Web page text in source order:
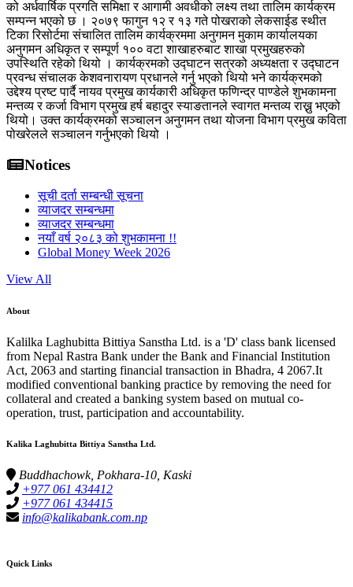
को अर्धवार्षिक प्रगति समिक्षा र आगामी अवधीको लक्ष्य तथा तालिम कार्यक्रम
सम्पन्न भएको छ । २०७९ फागुन १२ र १३ गते पोखराको लेकसाईड स्थीत
टिका रिसोर्टमा संचालित तालिम कार्यक्रममा अनुगमन मुकाम कार्यालयका
अनुगमन अधिकृत र सम्पूर्ण १०० वटा शाखाहरुबाट शाखा प्रमुखहरुको
उपस्थिति रहेको थियो । कार्यक्रमको उद्‍घाटन सत्रको अध्यक्षता र उद्‍घाटन
प्रवन्ध संचालक केशवनारायण प्रधानले गर्नु भएको थियो भने कार्यक्रमको
उद्देश्य प्रष्ट पार्दै नायव प्रमुख कार्यकारी अधिकृत फणिन्द्र पाण्डेले शुभकामना
मन्तव्य र कर्जा विभाग प्रमुख हर्ष बहादुर स्याङतानले स्वागत मन्तव्य राख्नु भएको
थियो। उक्त कार्यक्रमको सञ्चालन अनुगमन तथा योजना विभाग प्रमुख कविता
पोखरेलले सञ्चालन गर्नुभएको थियो ।
Notices
सूची दर्ता सम्बन्धी सूचना
व्याजदर सम्बन्धमा
व्याजदर सम्बन्धमा
नयाँ वर्ष २०८३ को शुभकामना !!
Global Money Week 2026
View All
About
Kalilka Laghubitta Bittiya Sanstha Ltd. is a 'D' class bank licensed
from Nepal Rastra Bank under the Bank and Financial Institution
Act, 2063 and starting financial transaction in Bhadra, 4 2067.It
modified conventional banking practice by removing the need for
collateral and created a banking system based on mutual co-
operation, trust, participation and accountability.
Kalika Laghubitta Bittiya Sanstha Ltd.
Buddhachowk, Pokhara-10, Kaski
+977 061 434412
+977 061 434415
info@kalikabank.com.np
Quick Links